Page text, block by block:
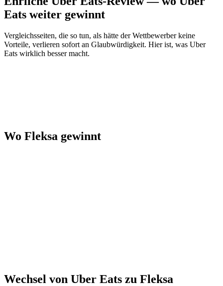
Eats weiter gewinnt
Vergleichsseiten, die so tun, als hätte der Wettbewerber keine
Vorteile, verlieren sofort an Glaubwürdigkeit. Hier ist, was Uber
Eats wirklich besser macht.
Wo Fleksa gewinnt
Wechsel von Uber Eats zu Fleksa